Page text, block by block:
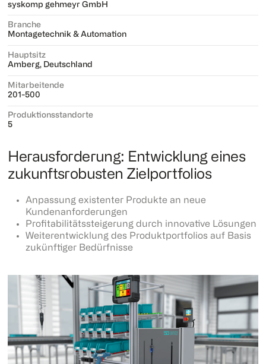
syskomp gehmeyr GmbH
Branche
Montagetechnik & Automation
Hauptsitz
Amberg, Deutschland
Mitarbeitende
201-500
Produktionsstandorte
5
Herausforderung: Entwicklung eines
zukunftsrobusten Zielportfolios
Anpassung existenter Produkte an neue
Kundenanforderungen
Profitabilitätssteigerung durch innovative Lösungen
Weiterentwicklung des Produktportfolios auf Basis
zukünftiger Bedürfnisse